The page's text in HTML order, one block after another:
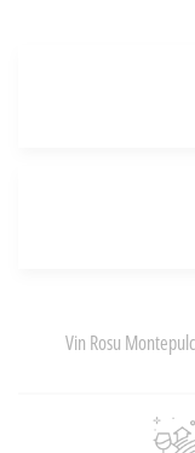
Vin Rosu